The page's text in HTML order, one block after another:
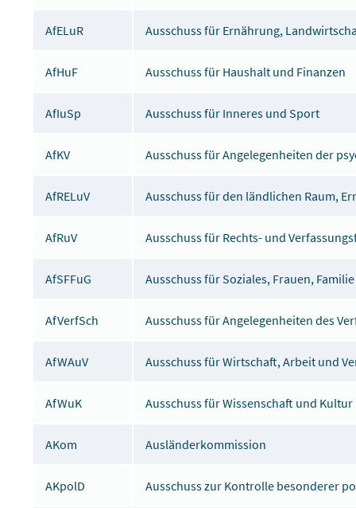
AfELuR Ausschuss für Ernährung,
AfHuF Ausschuss für Haushalt und Finanzen
AfIuSp Ausschuss für Inneres und Sport
AfKV Ausschuss für Angelegenheiten der
AfRELuV Ausschuss für den ländlichen Raum,
AfRuV Ausschuss für Rechts- und
AfSFFuG Ausschuss für Soziales, Frauen,
AfVerfSch Ausschuss für Angelegenheiten des
AfWAuV Ausschuss für Wirtschaft, Arbeit und
AfWuK Ausschuss für Wissenschaft und Kultur
AKom Ausländerkommission
AKpolD Ausschuss zur Kontrolle besonderer